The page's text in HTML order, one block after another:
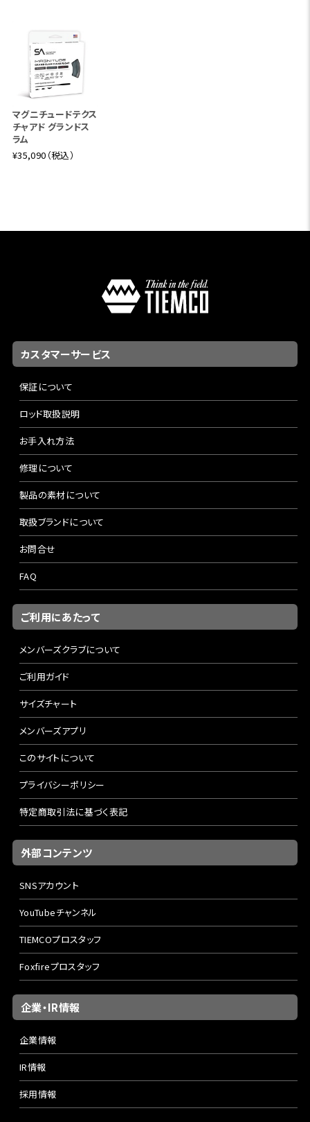
マグニチュードテクス
チャアド グランドス
ラム
¥35,090（税込）
カスタマーサービス
保証について
ロッド取扱説明
お手入れ方法
修理について
製品の素材について
取扱ブランドについて
お問合せ
FAQ
ご利用にあたって
メンバーズクラブについて
ご利用ガイド
サイズチャート
メンバーズアプリ
このサイトについて
プライバシーポリシー
特定商取引法に基づく表記
外部コンテンツ
SNSアカウント
YouTubeチャンネル
TIEMCOプロスタッフ
Foxfireプロスタッフ
企業・IR情報
企業情報
IR情報
採用情報